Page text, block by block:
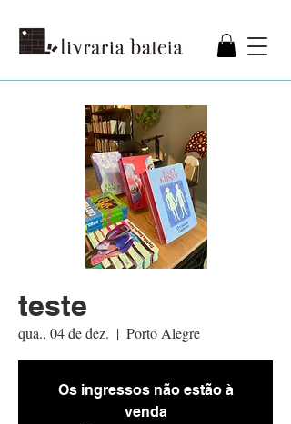
teste
qua., 04 de dez.
  |
Porto Alegre
Os ingressos não estão à
venda